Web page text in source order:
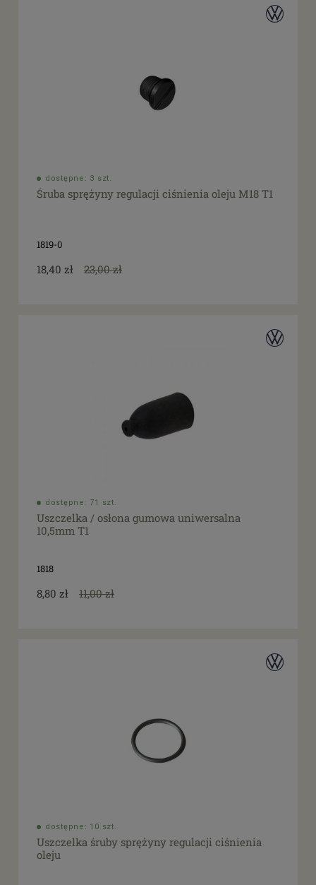
dostępne: 3 szt.
Śruba sprężyny regulacji ciśnienia oleju M18 T1
1819-0
18,40 zł 23,00 zł
dostępne: 71 szt.
Uszczelka / osłona gumowa uniwersalna
10,5mm T1
1818
8,80 zł 11,00 zł
dostępne: 10 szt.
Uszczelka śruby sprężyny regulacji ciśnienia
oleju